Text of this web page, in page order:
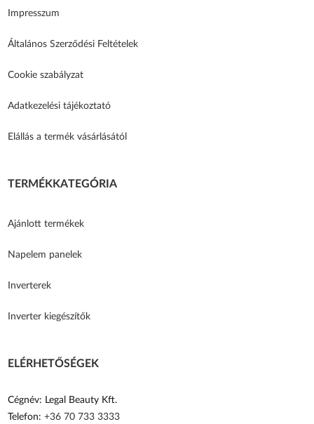
Impresszum
Általános Szerződési Feltételek
Cookie szabályzat
Adatkezelési tájékoztató
Elállás a termék vásárlásától
TERMÉKKATEGÓRIA
Ajánlott termékek
Napelem panelek
Inverterek
Inverter kiegészítők
ELÉRHETŐSÉGEK
Cégnév: Legal Beauty Kft.
Telefon:+36 70 733 3333